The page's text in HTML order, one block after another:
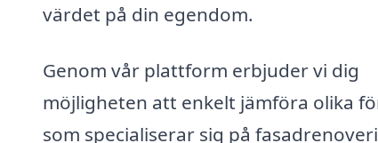
värdet på din egendom.
Genom vår plattform erbjuder vi dig
möjligheten att enkelt jämföra olika
som specialiserar sig på